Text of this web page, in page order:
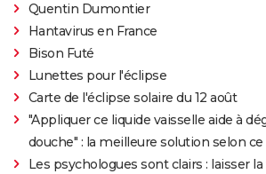
Quentin Dumontier
Hantavirus en France
Bison Futé
Lunettes pour l'éclipse
Carte de l'éclipse solaire du 12 août
"Appliquer ce liquide vaisselle aide à
douche" : la meilleure solution selon
Les psychologues sont clairs : laisser